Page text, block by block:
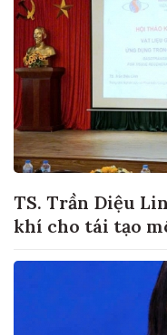
TS. Trần Diệu
khí cho tái tạo